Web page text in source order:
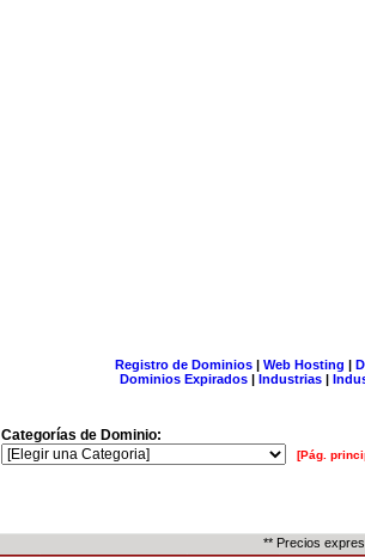
Registro de Dominios| Web Hosting |
Dominios Expirados | Industrias |
Categorías de Dominio:
[Pág.
** Precios